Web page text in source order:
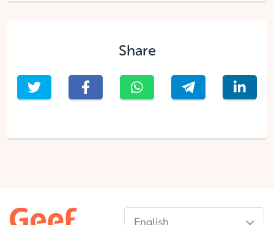
Share
Jesse Cappelle
collected
Senne Van Zandwijk
English